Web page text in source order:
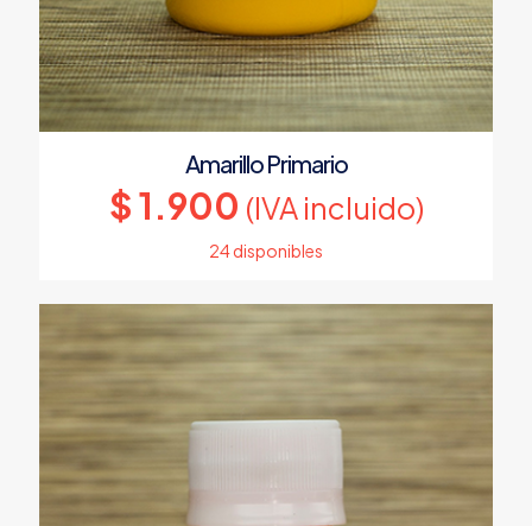
Amarillo Primario
$1.900 (IVA incluido)
24 disponibles
opciones